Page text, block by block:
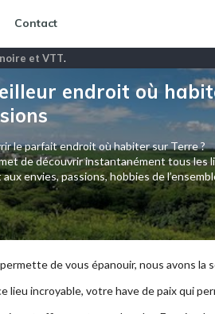
Contact
et VTT.
endroit où
le parfait endroit où habiter sur Terre ?
de découvrir instantanément tous les
envies, passions, hobbies de
de vous épanouir, nous avons la
lieu incroyable, votre have de paix qui